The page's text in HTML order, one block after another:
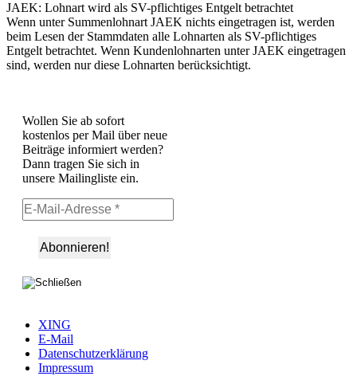
JAEK: Lohnart wird als SV-pflichtiges Entgelt betrachtet
Wenn unter Summenlohnart JAEK nichts eingetragen ist, werden
beim Lesen der Stammdaten alle Lohnarten als SV-pflichtiges
Entgelt betrachtet. Wenn Kundenlohnarten unter JAEK eingetragen
sind, werden nur diese Lohnarten berücksichtigt.
Wollen Sie ab sofort
kostenlos per Mail über neue
Beiträge informiert werden?
Dann tragen Sie sich in
unsere Mailingliste ein.
XING
E-Mail
Datenschutzerklärung
Impressum